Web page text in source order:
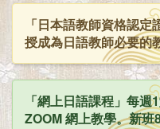
「日本語教師資格認
授成為日語教師必要的
「網上日語課程」每
ZOOM 網上教學。新